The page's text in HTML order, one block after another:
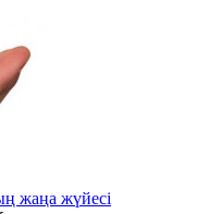
жаңа жүйесі